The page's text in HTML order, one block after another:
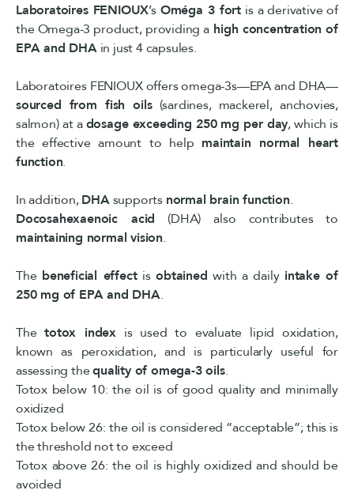
Laboratoires FENIOUX’s Oméga 3 fortis a derivative of
the Omega-3 product, providing a high concentration of
EPA and DHAin just 4 capsules.
Laboratoires FENIOUX offers omega-3s—EPA and DHA—
sourced from fish oils(sardines, mackerel, anchovies,
salmon) at adosage exceeding 250 mg per day, which is
the effective amount to help maintain normal heart
function.
In addition,DHAsupports normal brain function.
Docosahexaenoic acid (DHA) also contributes to
maintaining normal vision.
The beneficial effectisobtained with a daily intake of
250 mg of EPA and DHA.
Thetotox index is used to evaluate lipid oxidation,
known as peroxidation, and is particularly useful for
assessing thequality of omega-3 oils.
Totox below 10: the oil is of good quality and minimally
oxidized
Totox below 26: the oil is considered “acceptable”; this is
the threshold not to exceed
Totox above 26: the oil is highly oxidized and should be
avoided